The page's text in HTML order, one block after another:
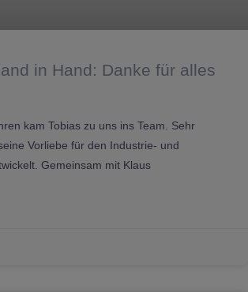
in Hand: Danke für alles
kam Tobias zu uns ins Team. Sehr
Vorliebe für den Industrie- und
Gemeinsam mit Klaus